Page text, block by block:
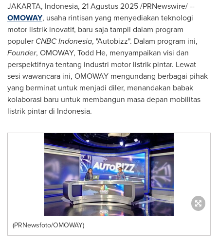
JAKARTA, Indonesia, 21 Agustus 2025 /PRNewswire/ --
OMOWAY, usaha rintisan yang menyediakan teknologi
motor listrik inovatif, baru saja tampil dalam program
populer CNBC Indonesia, "Autobizz". Dalam program ini,
Founder, OMOWAY, Todd He, menyampaikan visi dan
perspektifnya tentang industri motor listrik pintar. Lewat
sesi wawancara ini, OMOWAY mengundang berbagai pihak
yang berminat untuk menjadi diler, menandakan babak
kolaborasi baru untuk membangun masa depan mobilitas
listrik pintar di Indonesia.
(PRNewsfoto/OMOWAY)